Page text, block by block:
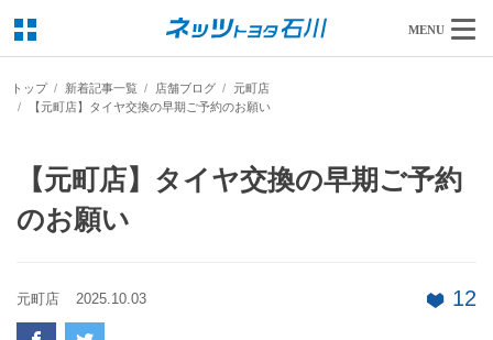
MENU
トップ 新着記事一覧 店舗ブログ
元町店
【元町店】タイヤ交換の早期ご予約のお願い
【元町店】タイヤ交換の早期ご予約
のお願い
元町店 2025.10.03 12